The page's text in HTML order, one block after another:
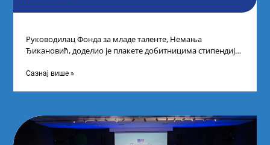
Руководилац Фонда за младе таленте, Немања
Ђикановић, доделио је плакете добитницима стипендије
Сазнај више »